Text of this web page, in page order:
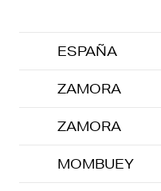
ESPAÑA
ZAMORA
ZAMORA
MOMBUEY